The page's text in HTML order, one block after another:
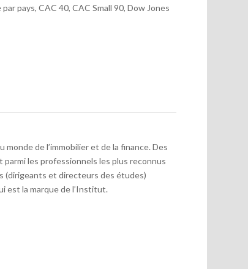
pays, CAC 40, CAC Small 90, Dow Jones
de l’immobilier et de la finance. Des
les professionnels les plus reconnus
(dirigeants et directeurs des études)
est la marque de l’Institut.